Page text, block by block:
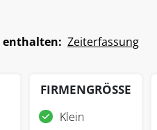
enthalten: Zeiterfassung
FIRMENGRÖSSE
Klein